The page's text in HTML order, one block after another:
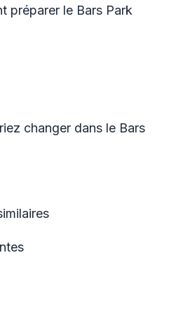
préparer le Bars Park
changer dans le Bars